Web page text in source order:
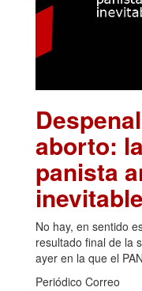
aborto:
panista
inevitable
No hay, en sentido
resultado final de la
ayer en la que el
Periódico Correo